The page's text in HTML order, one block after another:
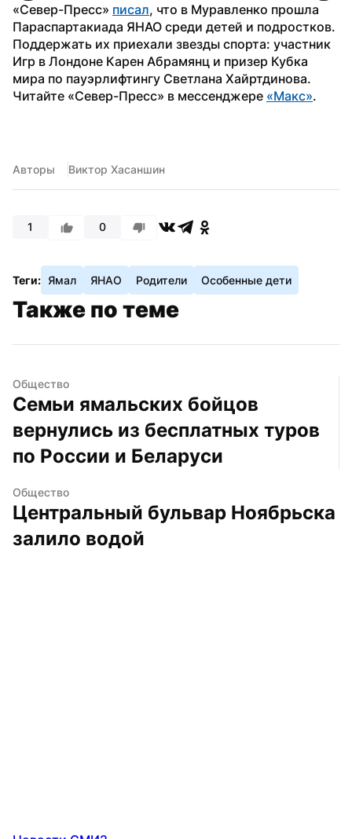
«Север-Пресс» писал, что в Муравленко прошла
Параспартакиада ЯНАО среди детей и подростков.
Поддержать их приехали звезды спорта: участник
Игр в Лондоне Карен Абрамянц и призер Кубка
мира по пауэрлифтингу Светлана Хайртдинова.
Читайте «Север-Пресс» в мессенджере «Макс».
Авторы Виктор Хасаншин
1 0
Теги: Ямал ЯНАО Родители Особенные дети
Также по теме
Общество
Семьи ямальских бойцов
вернулись из бесплатных туров
по России и Беларуси
Общество
Центральный бульвар Ноябрьска
залило водой